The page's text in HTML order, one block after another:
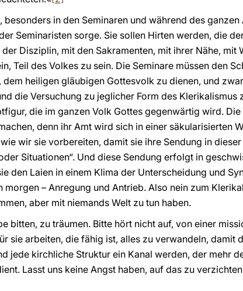
in den Seminaren und während des
Seminaristen sorge. Sie sollen Hirten werden, die
Disziplin, mit den Sakramenten, mit ihrer Nähe, mit
Teil des Volkes zu sein. Die Seminare müssen den
heiligen gläubigen Gottesvolk zu dienen, und
die Versuchung zu jeglicher Form des Klerikalismus
die im ganzen Volk Gottes gegenwärtig wird.
denn ihr Amt wird sich in einer säkularisierten
wir sie vorbereiten, damit sie ihre Sendung in
Situationen“. Und diese Sendung erfolgt in
den Laien in einem Klima der Unterscheidung und
– Anregung und Antrieb. Also nein zum
aber mit niemands Welt zu tun haben.
bitten, zu träumen. Bitte hört nicht auf, von einer
sie arbeiten, die fähig ist, alles zu verwandeln, damit
jede kirchliche Struktur ein Kanal werden, der mehr
Lasst uns keine Angst haben, auf das zu